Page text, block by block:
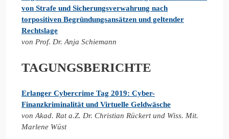
von Strafe und Sicherungsverwahrung nach
torpositiven Begründungsansätzen und geltender
Rechtslage
von Prof. Dr. Anja Schiemann
TAGUNGSBERICHTE
Erlanger Cybercrime Tag 2019: Cyber-
Finanzkriminalität und Virtuelle Geldwäsche
von Akad. Rat a.Z. Dr. Christian Rückert und Wiss. Mit.
Marlene Wüst